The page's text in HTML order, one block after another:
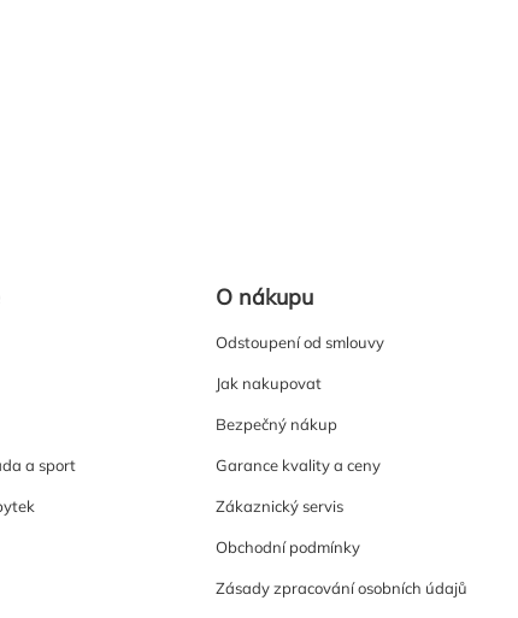
a sport
O nákupu
Odstoupení od smlouvy
Jak nakupovat
Bezpečný nákup
Garance kvality a ceny
Zákaznický servis
Obchodní podmínky
Zásady zpracování osobních údajů